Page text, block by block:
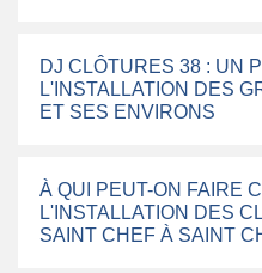
DJ CLÔTURES 38 : UN
L'INSTALLATION DES
ET SES ENVIRONS
À QUI PEUT-ON FAIRE
L'INSTALLATION DES
SAINT CHEF À SAINT